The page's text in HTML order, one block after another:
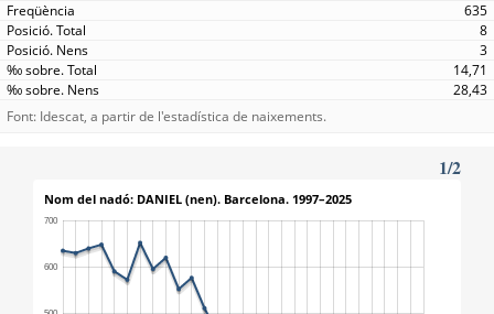
635
8
3
14,71
28,43
Font: Idescat, a partir de l'estadística de naixements.